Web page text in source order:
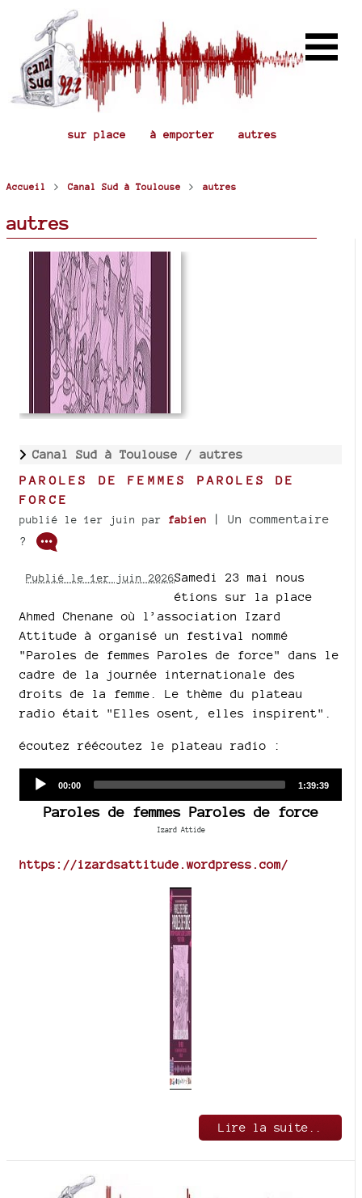
sur place à emporter autres
Accueil > Canal Sud à Toulouse > autres
autres
Canal Sud à Toulouse / autres
PAROLES DE FEMMES PAROLES DE
FORCE
publié le 1er juin par fabien
| Un commentaire
?
Publié le 1er juin 2026Samedi 23 mai nous
étions sur la place
Ahmed Chenane où l’association Izard
Attitude à organisé un festival nommé
"Paroles de femmes Paroles de force" dans le
cadre de la journée internationale des
droits de la femme. Le thème du plateau
radio était "Elles osent, elles inspirent".
écoutez réécoutez le plateau radio :
Current
00:00
Total
1:39:39
Paroles de femmes Paroles de force
Izard Attide
https://izardsattitude.wordpress.com/
Lire la suite..